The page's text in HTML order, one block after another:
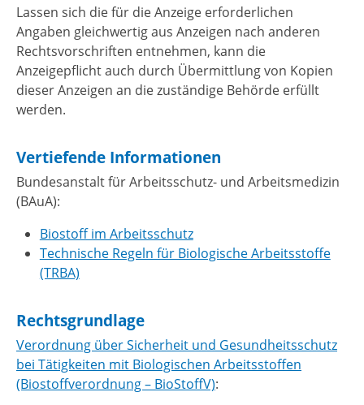
Lassen sich die für die Anzeige erforderlichen
Angaben gleichwertig aus Anzeigen nach anderen
Rechtsvorschriften entnehmen, kann die
Anzeigepflicht auch durch Übermittlung von Kopien
dieser Anzeigen an die zuständige Behörde erfüllt
werden.
Vertiefende Informationen
Bundesanstalt für Arbeitsschutz- und Arbeitsmedizin
(BAuA):
Biostoff im Arbeitsschutz
Technische Regeln für Biologische Arbeitsstoffe
(TRBA)
Rechtsgrundlage
Verordnung über Sicherheit und Gesundheitsschutz
bei Tätigkeiten mit Biologischen Arbeitsstoffen
(Biostoffverordnung – BioStoffV):